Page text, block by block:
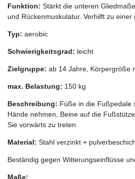
Funktion: Stärkt die unteren
und Rückenmuskulatur. Verhilft zu einer
Typ: aerobic
Schwierigkeitsgrad: leicht
Zielgruppe: ab 14 Jahre, Körpergröße
max. Belastung: 150 kg
Beschreibung: Füße in die Fußpedale
Hände nehmen, Beine auf die
Sie vorwärts zu treten.
Material: Stahl verzinkt +
Beständig gegen Witterungseinflüsse
Maße: